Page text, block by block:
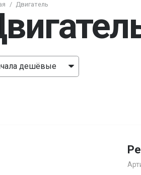
/ Двигатель